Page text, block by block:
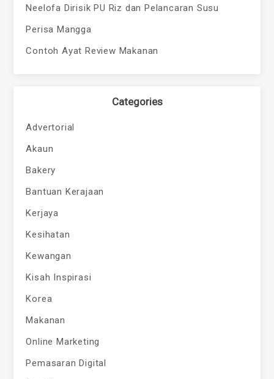
Neelofa Dirisik PU Riz dan Pelancaran Susu
Perisa Mangga
Contoh Ayat Review Makanan
Categories
Advertorial
Akaun
Bakery
Bantuan Kerajaan
Kerjaya
Kesihatan
Kewangan
Kisah Inspirasi
Korea
Makanan
Online Marketing
Pemasaran Digital